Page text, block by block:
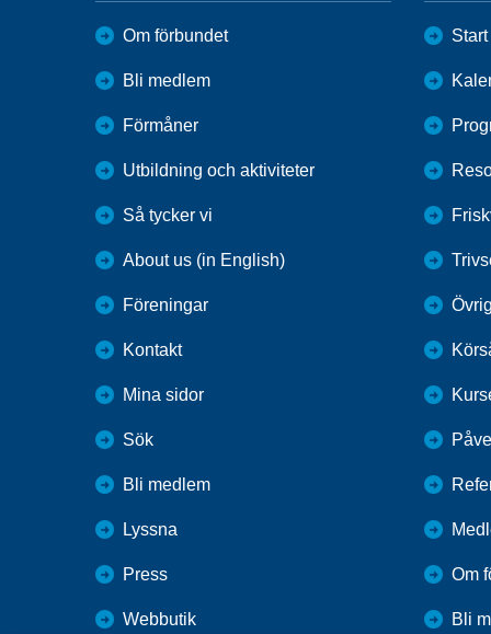
Om förbundet
Bli medlem
Förmåner
Utbildning och aktiviteter
Så tycker vi
About us (in English)
Föreningar
Kontakt
Mina sidor
Sök
Bli medlem
Lyssna
Press
Webbutik
Start
Om
Bli